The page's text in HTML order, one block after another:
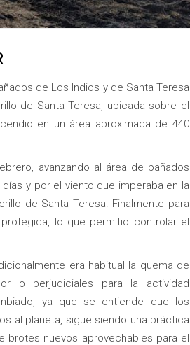
de Los Indios y de Santa Teresa
de Santa Teresa, ubicada sobre el
en un área aproximada de 440
avanzando al área de bañados
y por el viento que imperaba en la
de Santa Teresa. Finalmente para
lo que permitio controlar el
era habitual la quema de
o perjudiciales para la actividad
ya que se entiende que los
al planeta, sigue siendo una práctica
brotes nuevos aprovechables para el